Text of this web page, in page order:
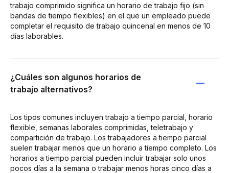
trabajo comprimido significa un horario de trabajo fijo (sin
bandas de tiempo flexibles) en el que un empleado puede
completar el requisito de trabajo quincenal en menos de 10
días laborables.
¿Cuáles son algunos horarios de
trabajo alternativos?
Los tipos comunes incluyen trabajo a tiempo parcial, horario
flexible, semanas laborales comprimidas, teletrabajo y
compartición de trabajo. Los trabajadores a tiempo parcial
suelen trabajar menos que un horario a tiempo completo. Los
horarios a tiempo parcial pueden incluir trabajar solo unos
pocos días a la semana o trabajar menos horas cinco días a